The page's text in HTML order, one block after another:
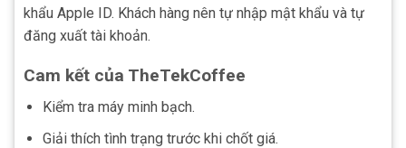
khẩu Apple ID. Khách hàng nên tự nhập mật khẩu và tự
đăng xuất tài khoản.
Cam kết của TheTekCoffee
Kiểm tra máy minh bạch.
Giải thích tình trạng trước khi chốt giá.